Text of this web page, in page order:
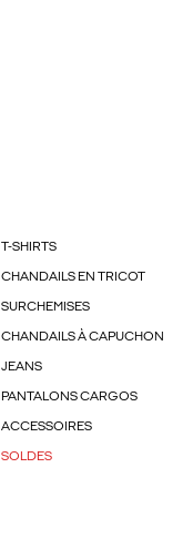
T-SHIRTS
CHANDAILS EN TRICOT
SURCHEMISES
CHANDAILS À CAPUCHON
JEANS
PANTALONS CARGOS
ACCESSOIRES
SOLDES